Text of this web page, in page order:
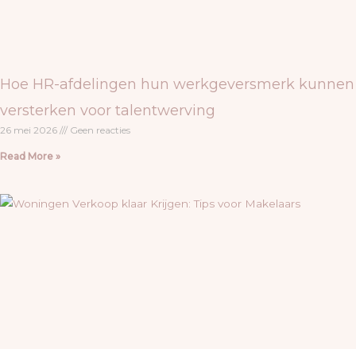
Hoe HR-afdelingen hun werkgeversmerk kunnen
versterken voor talentwerving
26 mei 2026 Geen reacties
Read More »